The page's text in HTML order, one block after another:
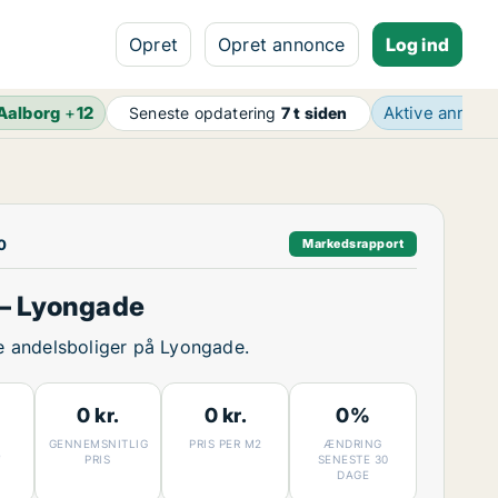
Opret Opret annonce Log ind
+12 Seneste opdatering 7 t siden Aktive
Markedsrapport
Lyongade
andelsboliger på Lyongade.
0 kr.
GENNEMSNITLIG
PRIS
0 kr.
PRIS PER M2
0%
ÆNDRING
SENESTE 30
DAGE